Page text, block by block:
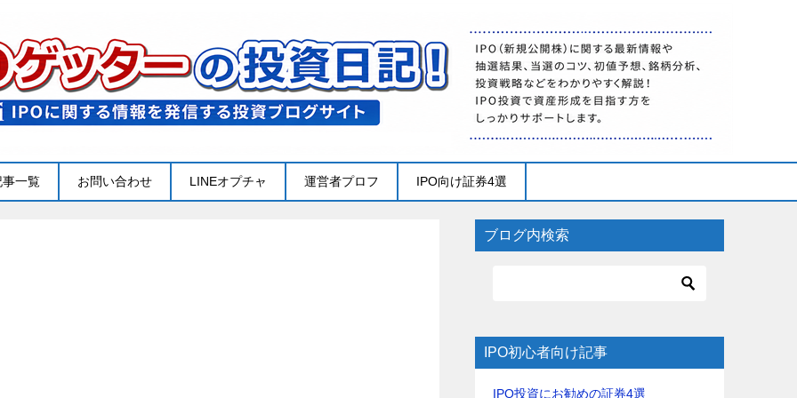
一覧 お問い合わせ LINEオプチャ 運営者プロフ IPO向け証券4選
ブログ内検索
IPO初心者向け記事
IPO投資にお勧めの証券4選